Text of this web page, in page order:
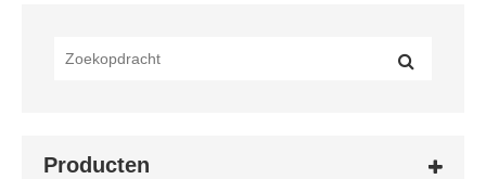
Producten